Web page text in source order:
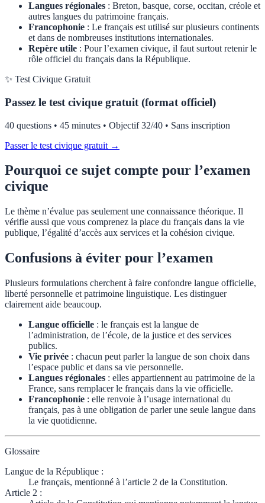
Langues régionales : Breton, basque, corse, occitan, créole et
autres langues du patrimoine français.
Francophonie : Le français est utilisé sur plusieurs continents
et dans de nombreuses institutions internationales.
Repère utile : Pour l’examen civique, il faut surtout retenir le
rôle officiel du français dans la République.
✨ Test Civique Gratuit
Passez le test civique gratuit (format officiel)
40 questions • 45 minutes • Objectif 32/40 • Sans inscription
Passer le test civique gratuit →
Pourquoi ce sujet compte pour l’examen
civique
Le thème n’évalue pas seulement une connaissance théorique. Il
vérifie aussi que vous comprenez la place du français dans la vie
publique, l’égalité d’accès aux services et la cohésion civique.
Confusions à éviter pour l’examen
Plusieurs formulations cherchent à faire confondre langue officielle,
liberté personnelle et patrimoine linguistique. Les distinguer
clairement aide beaucoup.
Langue officielle : le français est la langue de
l’administration, de l’école, de la justice et des services
publics.
Vie privée : chacun peut parler la langue de son choix dans
l’espace public et dans sa vie personnelle.
Langues régionales : elles appartiennent au patrimoine de la
France, sans remplacer le français dans la vie officielle.
Francophonie : elle renvoie à l’usage international du
français, pas à une obligation de parler une seule langue dans
la vie quotidienne.
Glossaire
Langue de la République :
Le français, mentionné à l’article 2 de la Constitution.
Article 2 :